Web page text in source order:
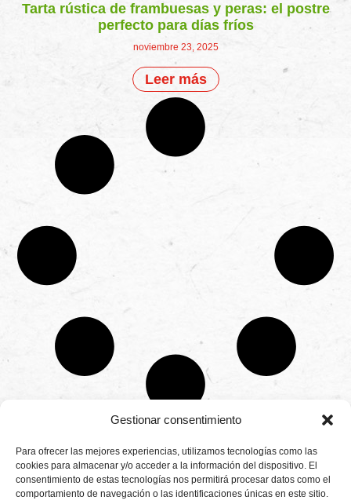
Gestionar consentimiento
Para ofrecer las mejores experiencias, utilizamos tecnologías como las
cookies para almacenar y/o acceder a la información del dispositivo. El
consentimiento de estas tecnologías nos permitirá procesar datos como el
comportamiento de navegación o las identificaciones únicas en este sitio.
Tarta rústica de frambuesas y peras: el postre
perfecto para días fríos
noviembre 23, 2025
Leer más
Productores
de
fresas,
CONTÁCTANOS
Camino de
Montemayor s/n
21800 Moguer.
Huelva ESPAÑA.
Aviso legal
Política de
privacidad